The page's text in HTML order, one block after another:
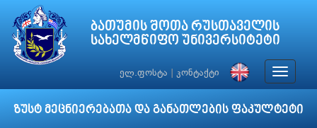
ბათუმის შოთა რუსთაველის
სახელმწიფო უნივერსიტეტი
ელ.ფოსტა კონტაქტი
Toggle
ზუსტ მეცნიერებათა და განათლების ფაკულტეტი